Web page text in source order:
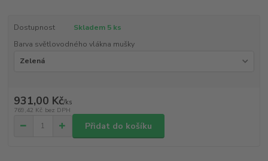
Dostupnost
Skladem 5 ks
Barva světlovodného vlákna mušky
931,00 Kč/ks
769,42 Kč bez DPH
Přidat do košíku